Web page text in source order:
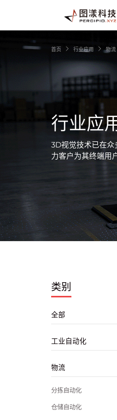
行业应
3D视觉技术已在
力客户为其终端用
首页 行业应用 物流
类别
全部
工业自动化
物流
分拣自动化
仓储自动化